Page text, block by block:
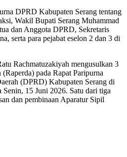
DPRD Kabupaten Serang tentang
Wakil Bupati Serang Muhammad
dan Anggota DPRD, Sekretaris
serta para pejabat eselon 2 dan 3 di
Rachmatuzakiyah mengusulkan 3
pada Rapat Paripurna
(DPRD) Kabupaten Serang di
Senin, 15 Juni 2026. Satu dari tiga
dan pembinaan Aparatur Sipil